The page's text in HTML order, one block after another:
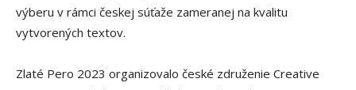
výberu v rámci českej súťaže zameranej na kvalitu
vytvorených textov.
Zlaté Pero 2023 organizovalo české združenie Creative